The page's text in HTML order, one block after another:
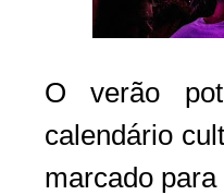
O verão
calendário
marcado